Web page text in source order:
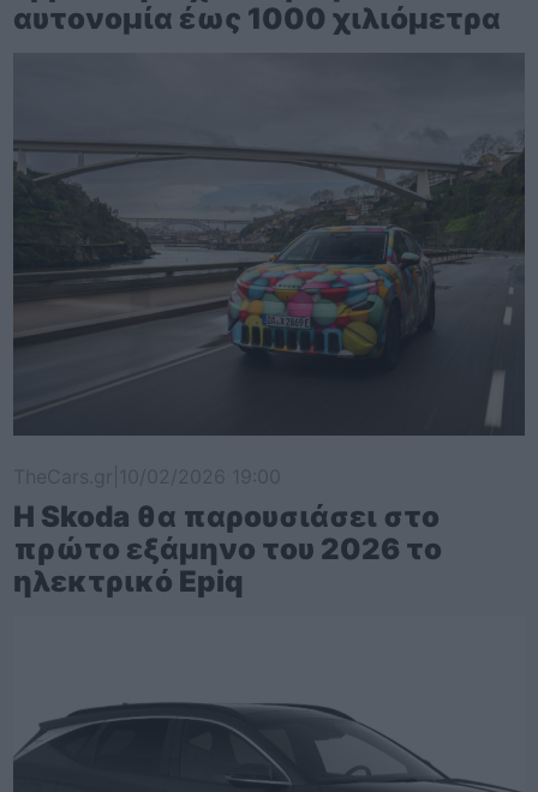
αυτονομία έως 1000 χιλιόμετρα
Η Skoda θα παρουσιάσει στο
πρώτο εξάμηνο του 2026 το
ηλεκτρικό Epiq